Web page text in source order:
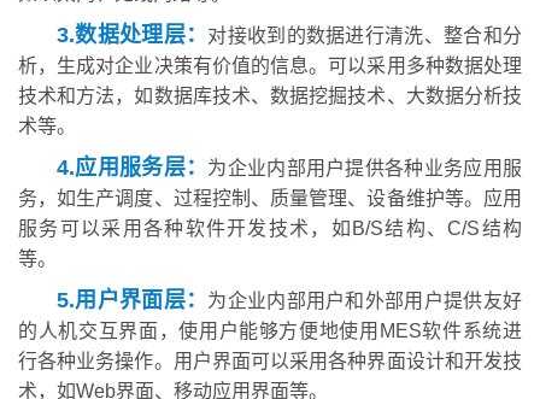
3.数据处理层：
对接收到的数据进行清洗、整合和分
析，生成对企业决策有价值的信息。可以采用多种数据处理
技术和方法，如数据库技术、数据挖掘技术、大数据分析技
术等。
4.应用服务层：
为企业内部用户提供各种业务应用服
务，如生产调度、过程控制、质量管理、设备维护等。应用
服务可以采用各种软件开发技术，如B/S结构、C/S结构
等。
5.用户界面层：
为企业内部用户和外部用户提供友好
的人机交互界面，使用户能够方便地使用MES软件系统进
行各种业务操作。用户界面可以采用各种界面设计和开发技
术，如Web界面、移动应用界面等。